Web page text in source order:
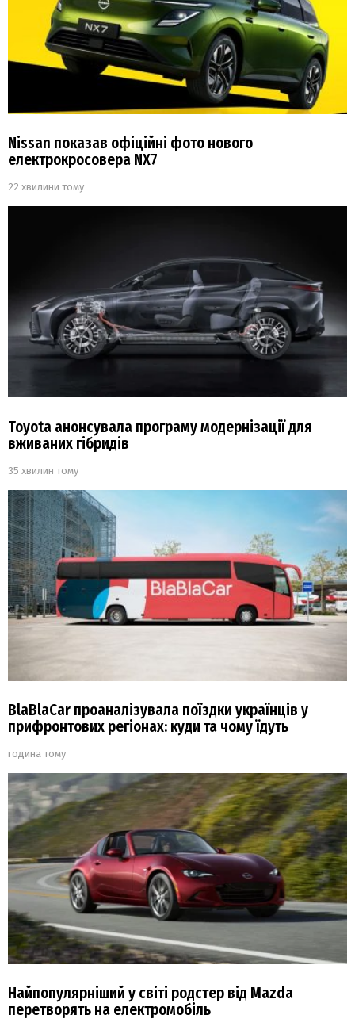
Nissan показав офіційні фото нового
електрокросовера NX7
22 хвилини тому
Toyota анонсувала програму модернізації для
вживаних гібридів
35 хвилин тому
BlaBlaCar проаналізувала поїздки українців у
прифронтових регіонах: куди та чому їдуть
година тому
Найпопулярніший у світі родстер від Mazda
перетворять на електромобіль